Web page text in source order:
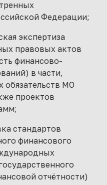
Федерации;
экспертиза
правовых актов
финансово-
в части,
обязательств МО
проектов
стандартов
финансового
отчётности)